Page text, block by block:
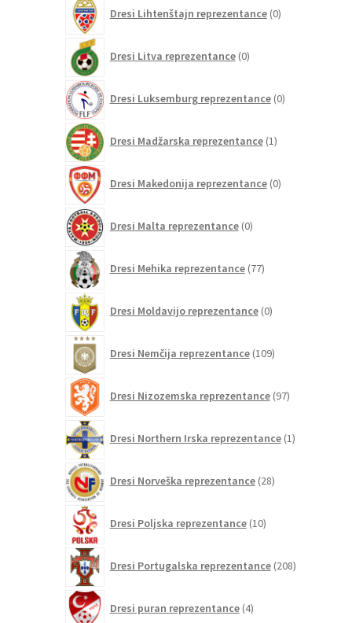
Dresi Lihtenštajn reprezentance 0izdelkov
Dresi Litva reprezentance 0izdelkov
Dresi Luksemburg reprezentance 0izdelkov
Dresi Madžarska reprezentance 1izdelek
Dresi Makedonija reprezentance 0izdelkov
Dresi Malta reprezentance 0izdelkov
Dresi Mehika reprezentance 77izdelkov
Dresi Moldavijo reprezentance 0izdelkov
Dresi Nemčija reprezentance 109izdelkov
Dresi Nizozemska reprezentance 97izdelkov
Dresi Northern Irska reprezentance 1izdelek
Dresi Norveška reprezentance 28izdelkov
Dresi Poljska reprezentance 10izdelkov
Dresi Portugalska reprezentance 208izdelkov
Dresi puran reprezentance 4izdelki